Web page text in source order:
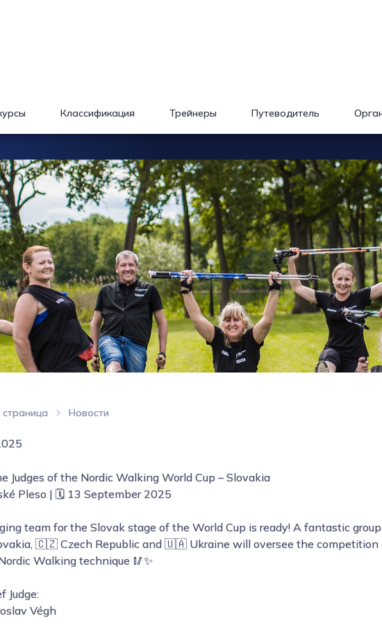
Классификация Трейнеры Путеводитель
страница Новости
Judges of the Nordic Walking World Cup – Slovakia
Pleso | 🗓️ 13 September 2025
team for the Slovak stage of the World Cup is ready! A fantastic
🇨🇿 Czech Republic and 🇺🇦 Ukraine will oversee the competition
Walking technique 🥢✨
Judge:
Végh